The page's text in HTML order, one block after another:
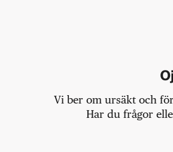
Vi ber om ursäkt och
Har du frågor